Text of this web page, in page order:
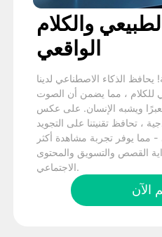
والكلام
الواقعي
يحافظ الذكاء الاصطناعي لدينا
للكلام ، مما يضمن أن الصوت
ويشبه الإنسان. على عكس
، تحافظ تقنيتنا على التجويد
- مما يوفر تجربة مشاهدة أكثر
القصص والتسويق والمحتوى
الاجتماعي.
الآن